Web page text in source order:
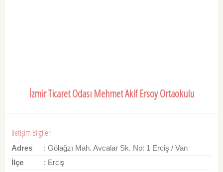
İzmir Ticaret Odası Mehmet Akif Ersoy Ortaokulu
İletişim Bilgileri
Adres
: Gölağzı Mah. Avcalar Sk. No: 1 Erciş / Van
İlçe
: Erciş